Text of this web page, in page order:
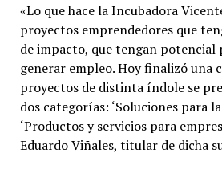
«Lo que hace la Incubadora
proyectos emprendedores que
de impacto, que tengan potencial
generar empleo. Hoy finalizó una
proyectos de distinta índole se
dos categorías: ‘Soluciones para
‘Productos y servicios para
Eduardo Viñales, titular de dicha